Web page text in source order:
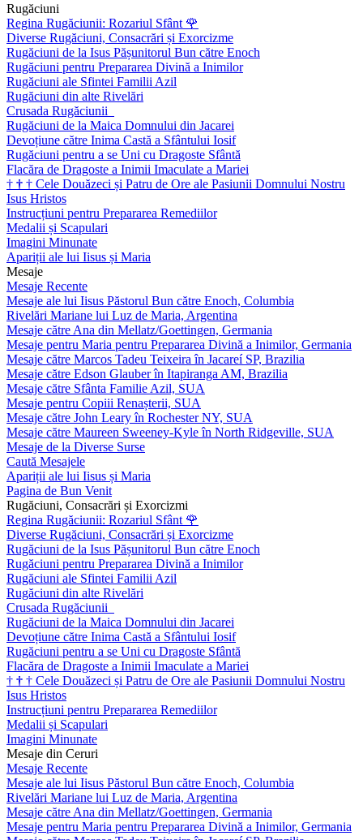
Rugăciuni
Regina Rugăciunii: Rozariul Sfânt 🌹
Diverse Rugăciuni, Consacrări și Exorcizme
Rugăciuni de la Isus Pășunitorul Bun către Enoch
Rugăciuni pentru Prepararea Divină a Inimilor
Rugăciuni ale Sfintei Familii Azil
Rugăciuni din alte Rivelări
Crusada Rugăciunii
Rugăciuni de la Maica Domnului din Jacarei
Devoțiune către Inima Castă a Sfântului Iosif
Rugăciuni pentru a se Uni cu Dragoste Sfântă
Flacăra de Dragoste a Inimii Imaculate a Mariei
† † † Cele Douăzeci și Patru de Ore ale Pasiunii Domnului Nostru
Isus Hristos
Instrucțiuni pentru Prepararea Remediilor
Medalii și Scapulari
Imagini Minunate
Apariții ale lui Iisus și Maria
Mesaje
Mesaje Recente
Mesaje ale lui Iisus Păstorul Bun către Enoch, Columbia
Rivelări Mariane lui Luz de Maria, Argentina
Mesaje către Ana din Mellatz/Goettingen, Germania
Mesaje pentru Maria pentru Prepararea Divină a Inimilor, Germania
Mesaje către Marcos Tadeu Teixeira în Jacareí SP, Brazilia
Mesaje către Edson Glauber în Itapiranga AM, Brazilia
Mesaje către Sfânta Familie Azil, SUA
Mesaje pentru Copiii Renașterii, SUA
Mesaje către John Leary în Rochester NY, SUA
Mesaje către Maureen Sweeney-Kyle în North Ridgeville, SUA
Mesaje de la Diverse Surse
Caută Mesajele
Apariții ale lui Iisus și Maria
Pagina de Bun Venit
Rugăciuni, Consacrări și Exorcizmi
Regina Rugăciunii: Rozariul Sfânt 🌹
Diverse Rugăciuni, Consacrări și Exorcizme
Rugăciuni de la Isus Pășunitorul Bun către Enoch
Rugăciuni pentru Prepararea Divină a Inimilor
Rugăciuni ale Sfintei Familii Azil
Rugăciuni din alte Rivelări
Crusada Rugăciunii
Rugăciuni de la Maica Domnului din Jacarei
Devoțiune către Inima Castă a Sfântului Iosif
Rugăciuni pentru a se Uni cu Dragoste Sfântă
Flacăra de Dragoste a Inimii Imaculate a Mariei
† † † Cele Douăzeci și Patru de Ore ale Pasiunii Domnului Nostru
Isus Hristos
Instrucțiuni pentru Prepararea Remediilor
Medalii și Scapulari
Imagini Minunate
Mesaje din Ceruri
Mesaje Recente
Mesaje ale lui Iisus Păstorul Bun către Enoch, Columbia
Rivelări Mariane lui Luz de Maria, Argentina
Mesaje către Ana din Mellatz/Goettingen, Germania
Mesaje pentru Maria pentru Prepararea Divină a Inimilor, Germania